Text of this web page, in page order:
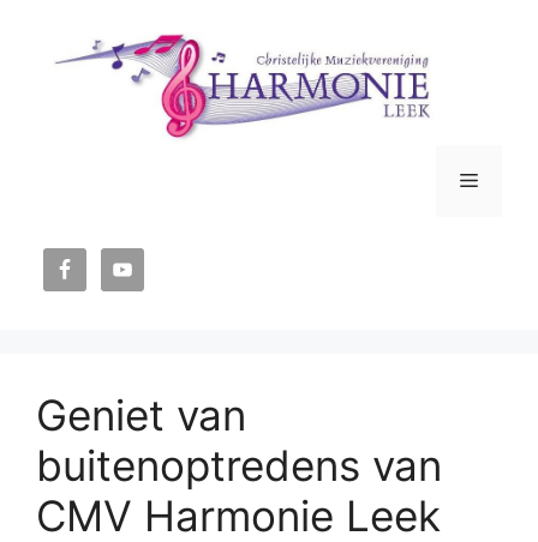
Menu
Geniet van
buitenoptredens van
CMV Harmonie Leek